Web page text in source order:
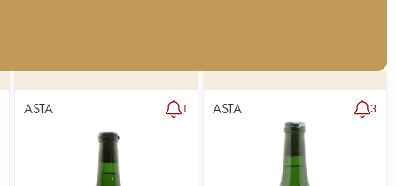
ASTA 1 ASTA 3